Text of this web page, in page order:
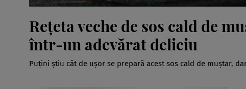
Rețeta veche de sos cald de
într-un adevărat deliciu
Puțini știu cât de ușor se prepară acest sos cald de muștar,